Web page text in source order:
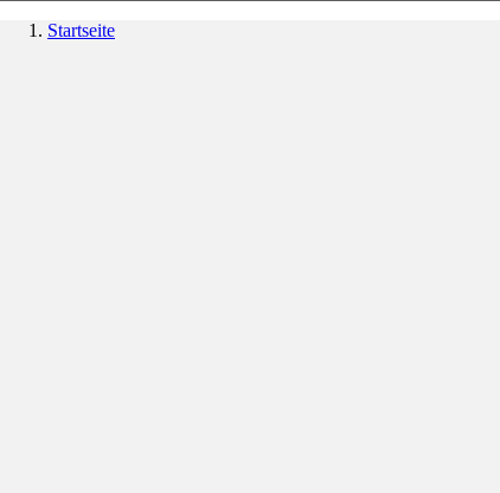
Startseite